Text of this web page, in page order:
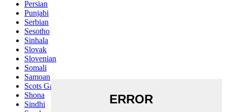
Persian
Punjabi
Serbian
Sesotho
Sinhala
Slovak
Slovenian
Somali
Samoan
Scots Gaelic
Shona
Sindhi